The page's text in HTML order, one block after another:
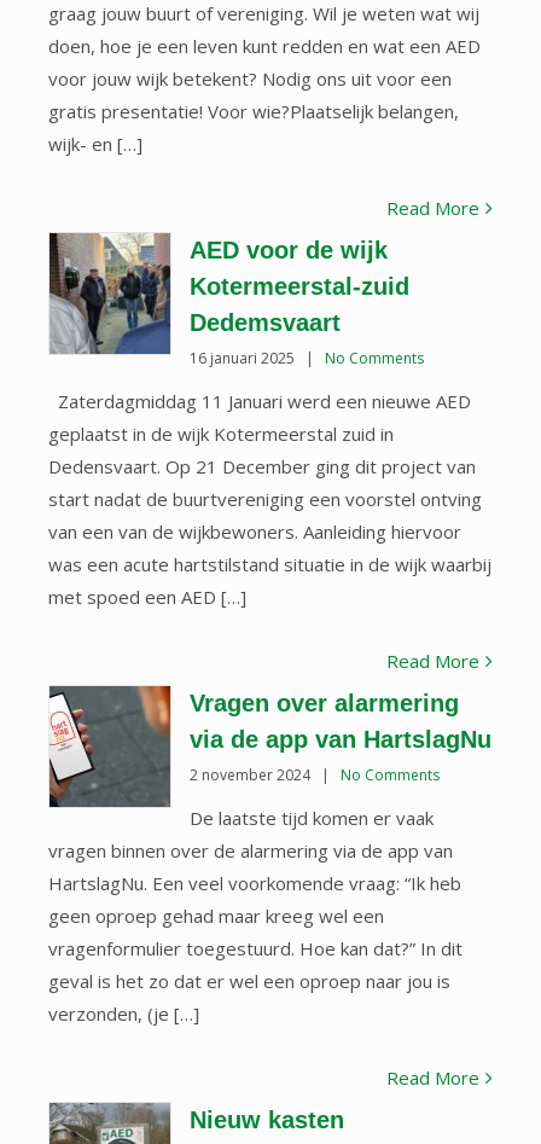
graag jouw buurt of vereniging. Wil je weten wat wij
doen, hoe je een leven kunt redden en wat een AED
voor jouw wijk betekent? Nodig ons uit voor een
gratis presentatie! Voor wie?Plaatselijk belangen,
wijk- en […]
Read More
AED voor de wijk
Kotermeerstal-zuid
Dedemsvaart
16 januari 2025 | No Comments
Zaterdagmiddag 11 Januari werd een nieuwe AED
geplaatst in de wijk Kotermeerstal zuid in
Dedensvaart. Op 21 December ging dit project van
start nadat de buurtvereniging een voorstel ontving
van een van de wijkbewoners. Aanleiding hiervoor
was een acute hartstilstand situatie in de wijk waarbij
met spoed een AED […]
Read More
Vragen over alarmering
via de app van HartslagNu
2 november 2024 | No Comments
De laatste tijd komen er vaak
vragen binnen over de alarmering via de app van
HartslagNu. Een veel voorkomende vraag: “Ik heb
geen oproep gehad maar kreeg wel een
vragenformulier toegestuurd. Hoe kan dat?” In dit
geval is het zo dat er wel een oproep naar jou is
verzonden, (je […]
Read More
Nieuw kasten